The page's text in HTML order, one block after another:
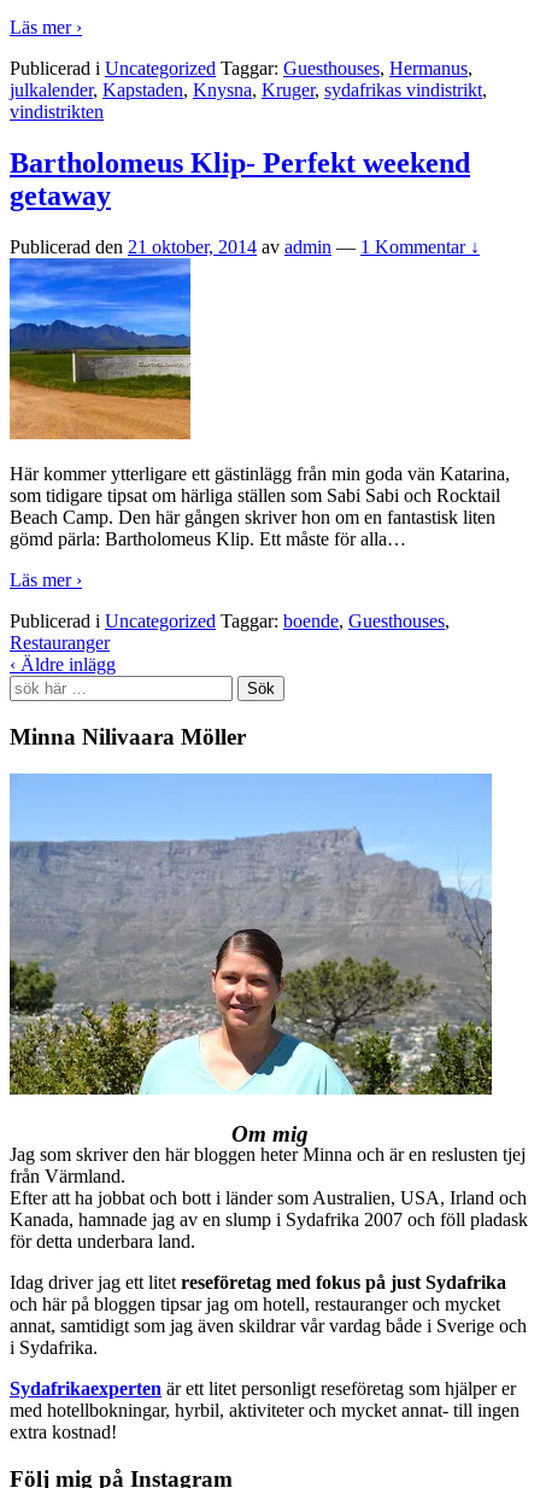
Läs mer ›
Publicerad i Uncategorized Taggar: Guesthouses, Hermanus,
julkalender, Kapstaden, Knysna, Kruger, sydafrikas vindistrikt,
vindistrikten
Bartholomeus Klip- Perfekt weekend
getaway
Publicerad den 21 oktober, 2014 av admin — 1 Kommentar ↓
Här kommer ytterligare ett gästinlägg från min goda vän Katarina,
som tidigare tipsat om härliga ställen som Sabi Sabi och Rocktail
Beach Camp. Den här gången skriver hon om en fantastisk liten
gömd pärla: Bartholomeus Klip. Ett måste för alla…
Läs mer ›
Publicerad i Uncategorized Taggar: boende, Guesthouses,
Restauranger
‹ Äldre inlägg
Search
for:
Minna Nilivaara Möller
Om mig
Jag som skriver den här bloggen heter Minna och är en reslusten tjej
från Värmland.
Efter att ha jobbat och bott i länder som Australien, USA, Irland och
Kanada, hamnade jag av en slump i Sydafrika 2007 och föll pladask
för detta underbara land.
Idag driver jag ett litet reseföretag med fokus på just Sydafrika
och här på bloggen tipsar jag om hotell, restauranger och mycket
annat, samtidigt som jag även skildrar vår vardag både i Sverige och
i Sydafrika.
Sydafrikaexperten är ett litet personligt reseföretag som hjälper er
med hotellbokningar, hyrbil, aktiviteter och mycket annat- till ingen
extra kostnad!
Följ mig på Instagram